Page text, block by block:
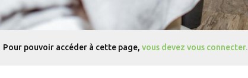
Pour pouvoir accéder à cette page, vous devez vous connecter.